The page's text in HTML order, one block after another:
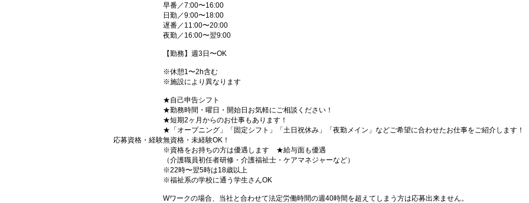
早番／7:00〜16:00
日勤／9:00〜18:00
遅番／11:00〜20:00
夜勤／16:00〜翌9:00
【勤務】週3日〜OK
※休憩1〜2h含む
※施設により異なります
★自己申告シフト
★勤務時間・曜日・開始日お気軽にご相談ください！
★短期2ヶ月からのお仕事もあります！
★「オープニング」「固定シフト」「土日祝休み」「夜勤メイン」などご希望に合わせたお仕事をご紹介します！
応募資格・経験無資格・未経験OK！
※資格をお持ちの方は優遇します ★給与面も優遇
（介護職員初任者研修・介護福祉士・ケアマネジャーなど）
※22時〜翌5時は18歳以上
※福祉系の学校に通う学生さんOK
Wワークの場合、当社と合わせて法定労働時間の週40時間を超えてしまう方は応募出来ません。